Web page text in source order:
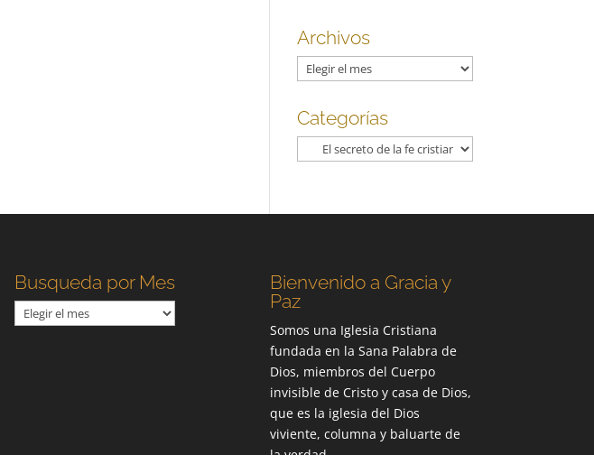
Archivos
Archivos
Categorías
Categorías
Busqueda por Mes
Busqueda
por
Bienvenido a Gracia y
Paz
Somos una Iglesia Cristiana
fundada en la Sana Palabra de
Dios, miembros del Cuerpo
invisible de Cristo y casa de Dios,
que es la iglesia del Dios
viviente, columna y baluarte de